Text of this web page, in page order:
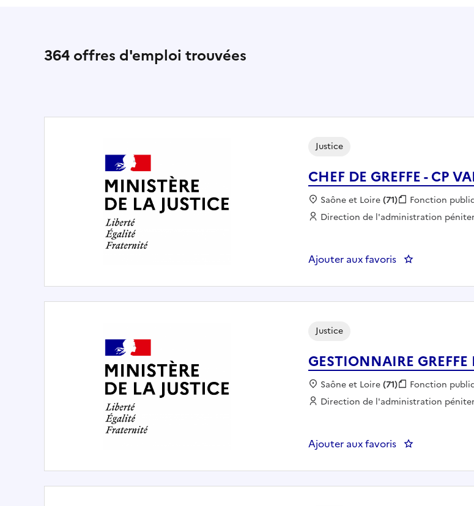
364offres d'emploi trouvées
CHEF DE GREFFE - CP
Justice
Localisation :
Saône et Loire(71) Fonction
Fonction
Employeur :
Direction de l'administration
Ajouter aux favoris : CHEF DE
GESTIONNAIRE
Justice
Localisation :
Saône et Loire(71) Fonction
Fonction
Employeur :
Direction de l'administration
Ajouter aux favoris :